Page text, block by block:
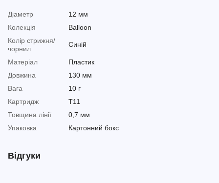
Діаметр
12 мм
Колекція
Balloon
Колір стрижня/
чорнил
Синій
Матеріал
Пластик
Довжина
130 мм
Вага
10 г
Картридж
Т11
Товщина лінії
0,7 мм
Упаковка
Картонний бокс
Відгуки